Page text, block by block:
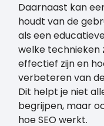
Daarnaast kan
houdt van de
als een
welke technieken
effectief zijn en
verbeteren van
Dit helpt je niet
begrijpen, maar
hoe SEO werkt.